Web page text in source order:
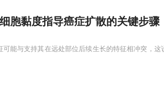
细胞黏度指导癌症扩散的关键步骤
能与支持其在远处部位后续生长的特征相冲突，这